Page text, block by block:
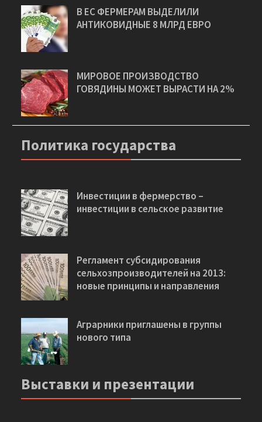
В ЕС ФЕРМЕРАМ ВЫДЕЛИЛИ
АНТИКОВИДНЫЕ 8 МЛРД ЕВРО
МИРОВОЕ ПРОИЗВОДСТВО
ГОВЯДИНЫ МОЖЕТ ВЫРАСТИ НА 2%
Политика государства
Инвестиции в фермерство –
инвестиции в сельское развитие
Регламент субсидирования
сельхозпроизводителей на 2013:
новые принципы и направления
Аграрники приглашены в группы
нового типа
Выставки и презентации